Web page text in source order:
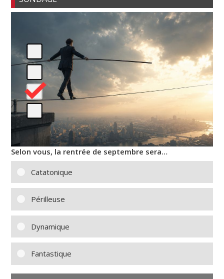
Selon vous, la rentrée de septembre sera…
Catatonique
Périlleuse
Dynamique
Fantastique